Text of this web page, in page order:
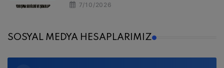
7/10/2026
SOSYAL MEDYA HESAPLARIMIZ